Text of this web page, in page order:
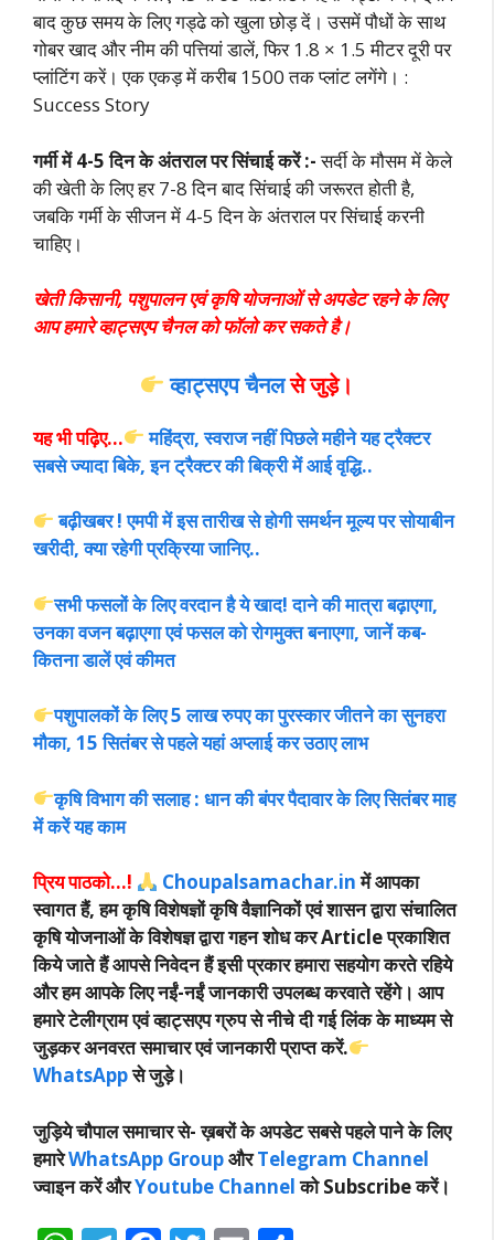
बाद कुछ समय के लिए गड्ढे को खुला छोड़ दें। उसमें पौधों के साथ
गोबर खाद और नीम की पत्तियां डालें, फिर 1.8 × 1.5 मीटर दूरी पर
प्लांटिंग करें। एक एकड़ में करीब 1500 तक प्लांट लगेंगे। :
Success Story
गर्मी में 4-5 दिन के अंतराल पर सिंचाई करें :-सर्दी के मौसम में केले
की खेती के लिए हर 7-8 दिन बाद सिंचाई की जरूरत होती है,
जबकि गर्मी के सीजन में 4-5 दिन केअंतराल पर सिंचाई करनी
चाहिए।
खेती किसानी, पशुपालन एवं कृषि योजनाओं से अपडेट रहने के लिए
आप हमारे व्हाट्सएप चैनल को फॉलो कर सकते है।
व्हाट्सएप चैनलसे जुड़े।
यह भी पढ़िए…
महिंद्रा, स्वराज नहीं पिछले महीने यह ट्रैक्टर
सबसे ज्यादा बिके, इन ट्रैक्टर की बिक्री में आई वृद्धि..
बढ़ीखबर ! एमपी में इस तारीख से होगी समर्थन मूल्य पर सोयाबीन
खरीदी, क्या रहेगी प्रक्रिया जानिए..
सभी फसलों के लिए वरदान है ये खाद! दाने की मात्रा बढ़ाएगा,
उनका वजन बढ़ाएगा एवं फसल को रोगमुक्त बनाएगा, जानें कब-
कितना डालें एवं कीमत
पशुपालकों के लिए 5 लाख रुपए का पुरस्कार जीतने का सुनहरा
मौका, 15 सितंबर से पहले यहां अप्लाई कर उठाए लाभ
कृषि विभाग की सलाह : धान की बंपर पैदावार के लिए सितंबर माह
में करें यह काम
प्रिय पाठको…! Choupalsamachar.inमें आपका
स्वागत हैं, हम कृषि विशेषज्ञों कृषि वैज्ञानिकों एवं शासन द्वारा संचालित
कृषि योजनाओं के विशेषज्ञ द्वारा गहन शोध कर Article प्रकाशित
किये जाते हैं आपसे निवेदन हैं इसी प्रकार हमारा सहयोग करते रहिये
और हम आपके लिए नईं-नईं जानकारी उपलब्ध करवाते रहेंगे। आप
हमारे टेलीग्राम एवं व्हाट्सएप ग्रुप से नीचे दी गई लिंक के माध्यम से
जुड़कर अनवरत समाचार एवं जानकारी प्राप्त करें.
WhatsAppसे जुड़े।
जुड़िये चौपाल समाचार से-ख़बरों के अपडेट सबसे पहले पाने के लिए
हमारेWhatsApp GroupऔरTelegram Channel
ज्वाइन करें औरYoutube Channelको Subscribe करें।